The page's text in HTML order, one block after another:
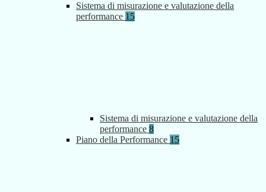
Sistema di misurazione e valutazione della
performance 15
Sistema di misurazione e valutazione della
performance 8
Piano della Performance 15